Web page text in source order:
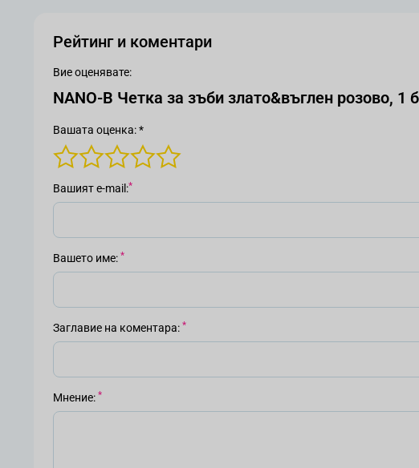
Рейтинг и коментари
Вие оценявате:
NANO-B Четка за зъби злато&въглен розово, 1
Вашата оценка: *
Вашият е-mail
Вашето име
Заглавие на коментара
Мнение